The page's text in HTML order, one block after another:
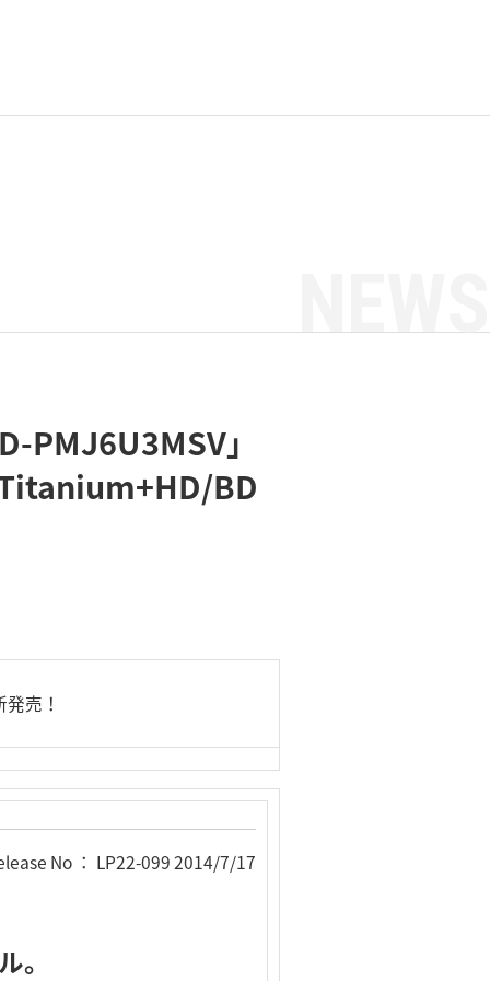
PMJ6U3MSV」
BD
売！
No ： LP22-099 2014/7/17
。